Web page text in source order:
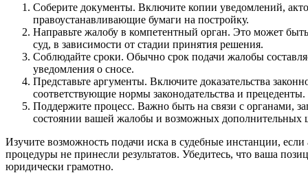
Соберите документы. Включите копии уведомлений,
правоустанавливающие бумаги на постройку.
Направьте жалобу в компетентный орган. Это может
суд, в зависимости от стадии принятия решения.
Соблюдайте сроки. Обычно срок подачи жалобы
уведомления о сносе.
Представьте аргументы. Включите доказательства
соответствующие нормы законодательства и прецеденты.
Поддержите процесс. Важно быть на связи с органами,
состоянии вашей жалобы и возможных дополнительных
Изучите возможность подачи иска в судебные инстанции,
процедуры не принесли результатов. Убедитесь, что ваша
юридически грамотно.